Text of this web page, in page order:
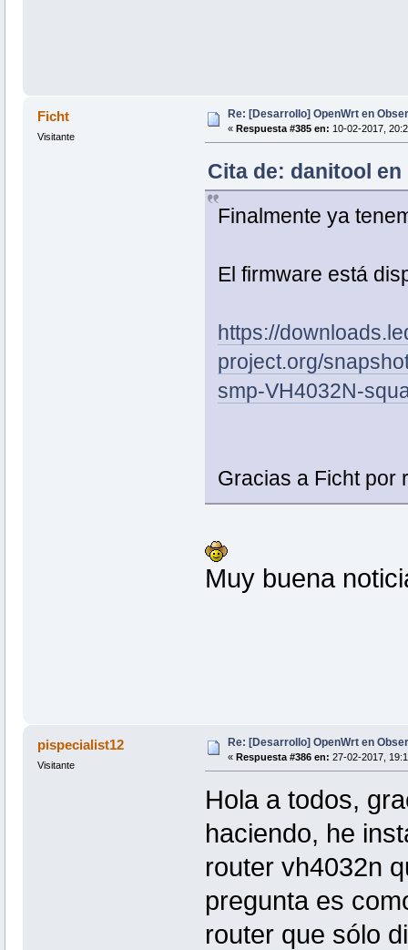
Ficht
Visitante
Re: [Desarrollo] OpenWrt en
« Respuesta #385 en: 10-02-2017,
Cita de: danitool en
Finalmente ya
El firmware está
https://
project.org/
smp-VH4032N-
Gracias a Ficht por
Muy buena
pispecialist12
Visitante
Re: [Desarrollo] OpenWrt en
« Respuesta #386 en: 27-02-2017,
Hola a todos,
haciendo, he
router vh4032n
pregunta es
router que sólo